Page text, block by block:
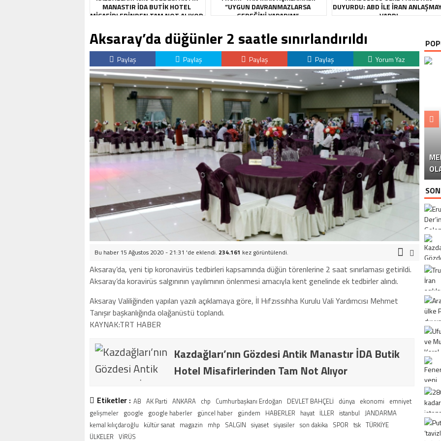
MANASTIR İDA BUTIK HOTEL
MISAFIRLERINDEN TAM NOT ALIYOR
“UYGUN DAVRANMAZLARSA
GEREĞINI YAPARIM”
DUYURDU: ABD ILE İRAN
VARDI
Aksaray’da düğünler 2 saatle sınırlandırıldı
Paylaş Paylaş Paylaş Paylaş Yorum Yaz
Bu haber 15 Ağustos 2020 - 21:31 'de eklendi. 234.161 kez görüntülendi.
Aksaray’da, yeni tip koronavirüs tedbirleri kapsamında düğün törenlerine 2 saat sınırlaması getirildi.
Aksaray’da koravirüs salgınının yayılımının önlenmesi amacıyla kent genelinde ek tedbirler alındı.
Aksaray Valiliğinden yapılan yazılı açıklamaya göre, İl Hıfzıssıhha Kurulu Vali Yardımcısı Mehmet
Tanışır başkanlığında olağanüstü toplandı.
KAYNAK:TRT HABER
Kazdağları’nın Gözdesi Antik Manastır İDA Butik
Hotel Misafirlerinden Tam Not Alıyor
Etiketler : AB AK Parti ANKARA chp Cumhurbaşkanı Erdoğan DEVLET BAHÇELİ dünya ekonomi emniyet
gelişmeler google google haberler güncel haber gündem HABERLER hayat İLLER istanbul JANDARMA
kemal kılıçdaroğlu kültür sanat magazin mhp SALGIN siyaset siyasiler son dakika SPOR tsk TÜRKİYE
ÜLKELER VİRÜS